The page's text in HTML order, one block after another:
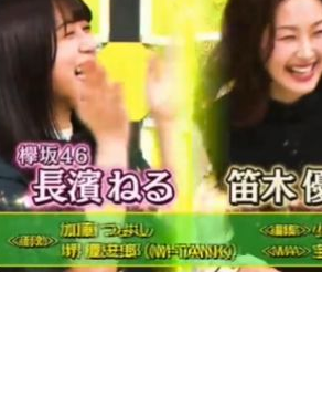
筒井あやめ、アレをチラリ。こうい
Powered by livedoor 相互RSS